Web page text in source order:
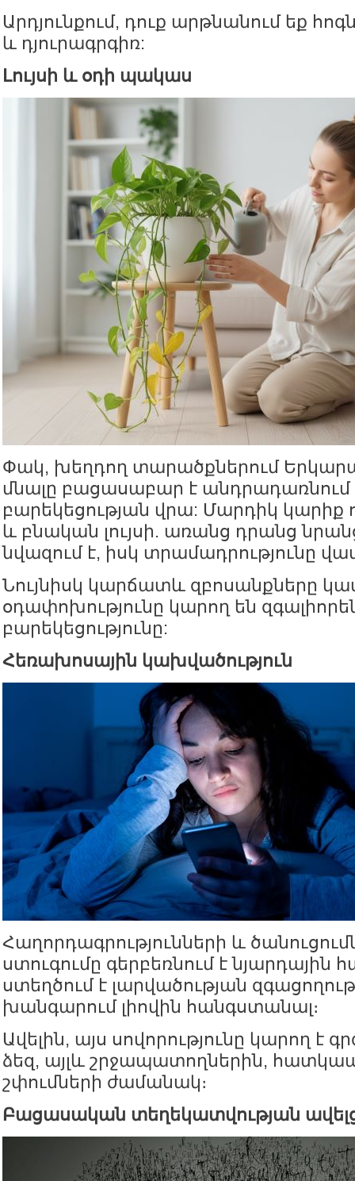
Արդյունքում, դուք արթնանում եք
և դյուրագրգիռ:
Լույսի և օդի պակաս
Փակ, խեղդող տարածքներում
մնալը բացասաբար է անդրադառնում
բարեկեցության վրա: Մարդիկ կարիք
և բնական լույսի. առանց դրանց
նվազում է, իսկ տրամադրությունը
Նույնիսկ կարճատև զբոսանքները
օդափոխությունը կարող են
բարեկեցությունը:
Հեռախոսային կախվածություն
Հաղորդագրությունների և
ստուգումը գերբեռնում է նյարդային
ստեղծում է լարվածության
խանգարում լիովին հանգստանալ։
Ավելին, այս սովորությունը կարող է
ձեզ, այլև շրջապատողներին,
շփումների ժամանակ։
Բացասական տեղեկատվության